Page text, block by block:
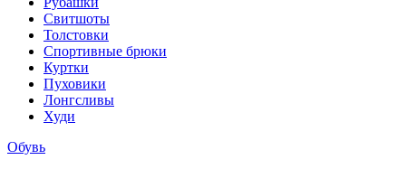
Свитшоты
Толстовки
Спортивные брюки
Куртки
Пуховики
Лонгсливы
Худи
Обувь